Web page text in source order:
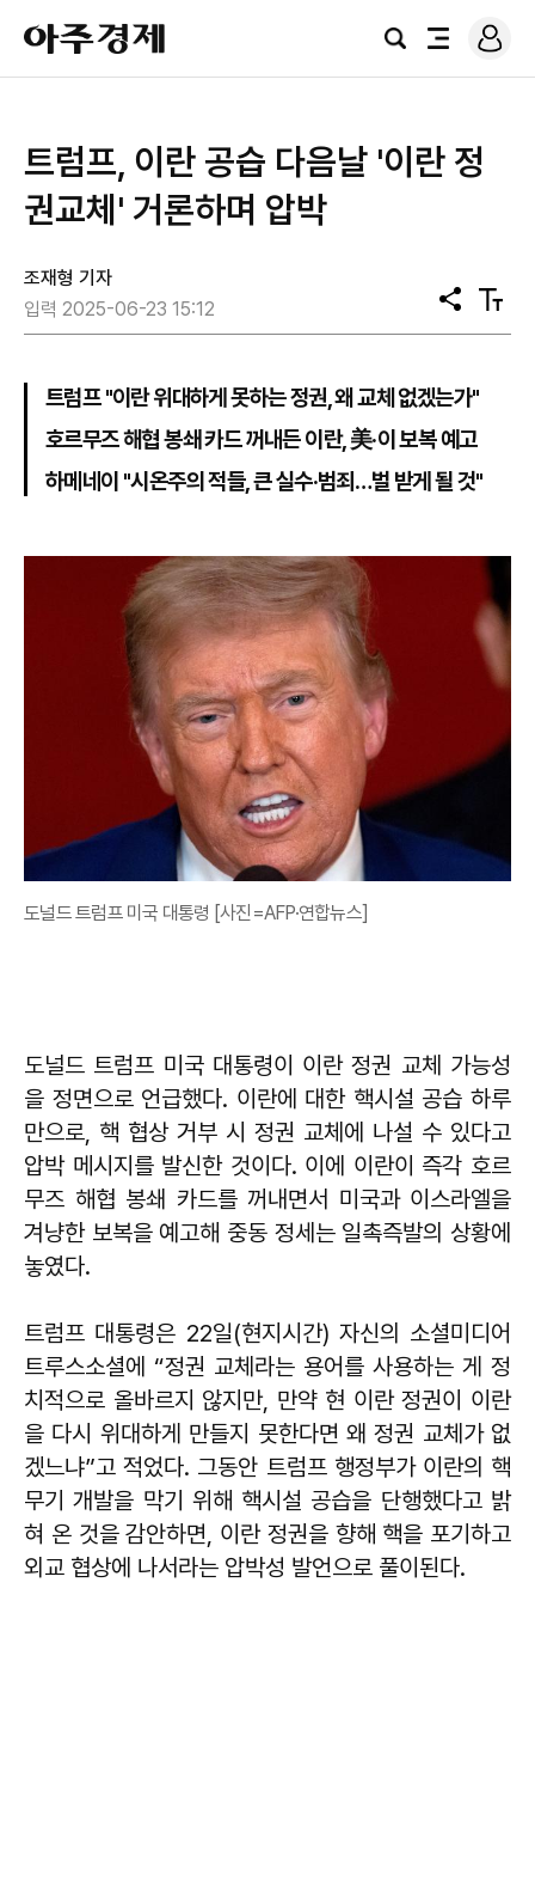
아
주
경
검
전
로
그
트럼프, 이란 공습 다음날 '이란 정
권교체' 거론하며 압박
조재형 기자
입력 2025-06-23 15:12
공
유
텍
스
트럼프 "이란 위대하게 못하는 정권, 왜 교체 없겠는가"
호르무즈 해협 봉쇄 카드 꺼내든 이란, 美·이 보복 예고
하메네이 "시온주의 적들, 큰 실수·범죄…벌 받게 될 것"
도널드 트럼프 미국 대통령 [사진=AFP·연합뉴스]
도널드 트럼프 미국 대통령이 이란 정권 교체 가능성
을 정면으로 언급했다. 이란에 대한 핵시설 공습 하루
만으로, 핵 협상 거부 시 정권 교체에 나설 수 있다고
압박 메시지를 발신한 것이다. 이에 이란이 즉각 호르
무즈 해협 봉쇄 카드를 꺼내면서 미국과 이스라엘을
겨냥한 보복을 예고해 중동 정세는 일촉즉발의 상황에
놓였다.
트럼프 대통령은 22일(현지시간) 자신의 소셜미디어
트루스소셜에 “정권 교체라는 용어를 사용하는 게 정
치적으로 올바르지 않지만, 만약 현 이란 정권이 이란
을 다시 위대하게 만들지 못한다면 왜 정권 교체가 없
겠느냐”고 적었다. 그동안 트럼프 행정부가 이란의 핵
무기 개발을 막기 위해 핵시설 공습을 단행했다고 밝
혀 온 것을 감안하면, 이란 정권을 향해 핵을 포기하고
외교 협상에 나서라는 압박성 발언으로 풀이된다.